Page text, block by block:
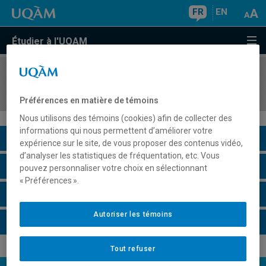
FR EN
Étudier à l'UQAM
COURS//
Description du cours
Horaire - Été 2026
Préférences en matière de témoins
Nous utilisons des témoins (cookies) afin de collecter des
informations qui nous permettent d’améliorer votre
expérience sur le site, de vous proposer des contenus vidéo,
d’analyser les statistiques de fréquentation, etc. Vous
pouvez personnaliser votre choix en sélectionnant
« Préférences ».
Tout refuser
Autoriser les témoins